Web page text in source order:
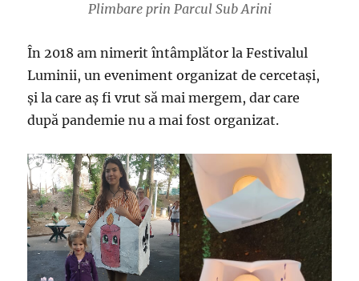
Plimbare prin Parcul Sub Arini
În 2018 am nimerit întâmplător la Festivalul
Luminii, un eveniment organizat de cercetași,
și la care aș fi vrut să mai mergem, dar care
după pandemie nu a mai fost organizat.